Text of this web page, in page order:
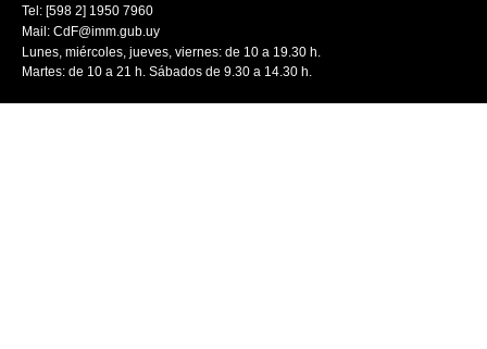
Tel: [598 2] 1950 7960
Mail: CdF@imm.gub.uy
Lunes, miércoles, jueves, viernes: de 10 a 19.30 h.
Martes: de 10 a 21 h. Sábados de 9.30 a 14.30 h.